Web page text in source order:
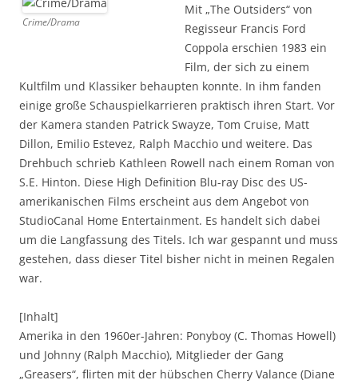
Crime/Drama
Mit „The Outsiders“ von
Regisseur Francis Ford
Coppola erschien 1983 ein
Film, der sich zu einem
Kultfilm und Klassiker behaupten konnte. In ihm fanden
einige große Schauspielkarrieren praktisch ihren Start. Vor
der Kamera standen Patrick Swayze, Tom Cruise, Matt
Dillon, Emilio Estevez, Ralph Macchio und weitere. Das
Drehbuch schrieb Kathleen Rowell nach einem Roman von
S.E. Hinton. Diese High Definition Blu-ray Disc des US-
amerikanischen Films erscheint aus dem Angebot von
StudioCanal Home Entertainment. Es handelt sich dabei
um die Langfassung des Titels. Ich war gespannt und muss
gestehen, dass dieser Titel bisher nicht in meinen Regalen
war.
[Inhalt]
Amerika in den 1960er-Jahren: Ponyboy (C. Thomas Howell)
und Johnny (Ralph Macchio), Mitglieder der Gang
„Greasers“, flirten mit der hübschen Cherry Valance (Diane